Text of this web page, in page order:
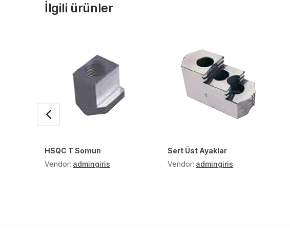
İlgili ürünler
HSQC T Somun
Vendor: admingiris
Sert Üst Ayaklar
Vendor: admingiris